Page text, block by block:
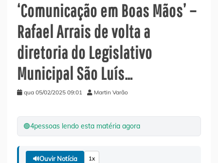
‘Comunicação em Boas Mãos’ –
Rafael Arrais de volta a
diretoria do Legislativo
Municipal São Luís…
qua 05/02/2025 09:01 Martin Varão
🟢4pessoas lendo esta matéria agora
🔊Ouvir Notícia 1x